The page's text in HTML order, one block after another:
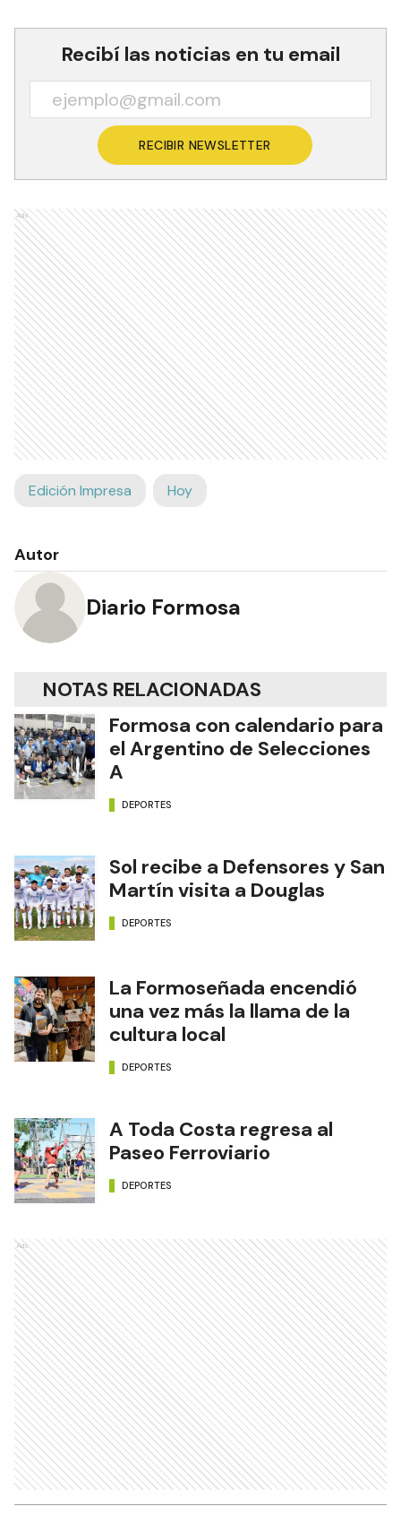
Recibí las noticias en tu email
RECIBIR NEWSLETTER
Ads
Edición Impresa Hoy
Autor
Diario Formosa
NOTAS RELACIONADAS
Formosa con calendario para
el Argentino de Selecciones
A
DEPORTES
Sol recibe a Defensores y San
Martín visita a Douglas
DEPORTES
La Formoseñada encendió
una vez más la llama de la
cultura local
DEPORTES
A Toda Costa regresa al
Paseo Ferroviario
DEPORTES
Ads